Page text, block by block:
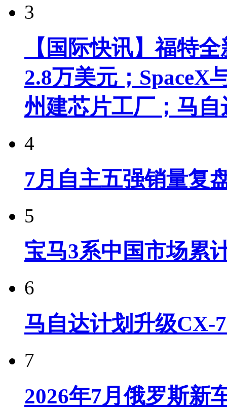
3
【国际快讯】福特
2.8万美元；SpaceX
州建芯片工厂；马
4
7月自主五强销量复
5
宝马3系中国市场累
6
马自达计划升级CX-
7
2026年7月俄罗斯新